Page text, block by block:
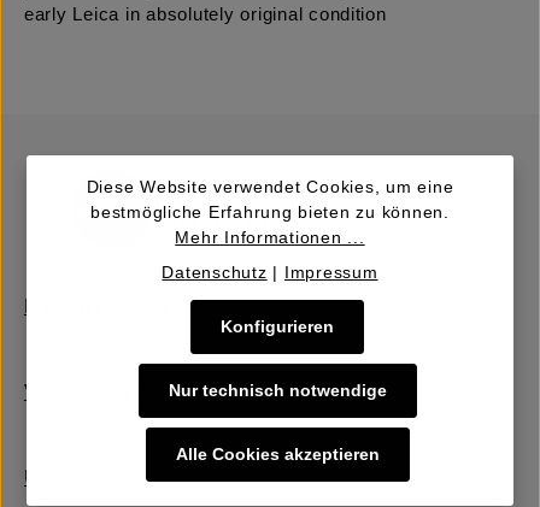
early Leica in absolutely original condition
Verkaufen | Einbringen
Über uns
Diese Website verwendet Cookies, um eine
bestmögliche Erfahrung bieten zu können.
Mehr Informationen ...
Datenschutz | Impressum
Nur technisch notwendige
Konfigurieren
Alle Cookies akzeptieren